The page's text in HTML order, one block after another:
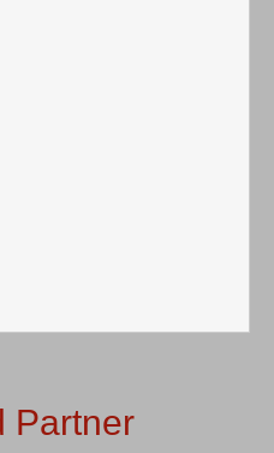
Partner